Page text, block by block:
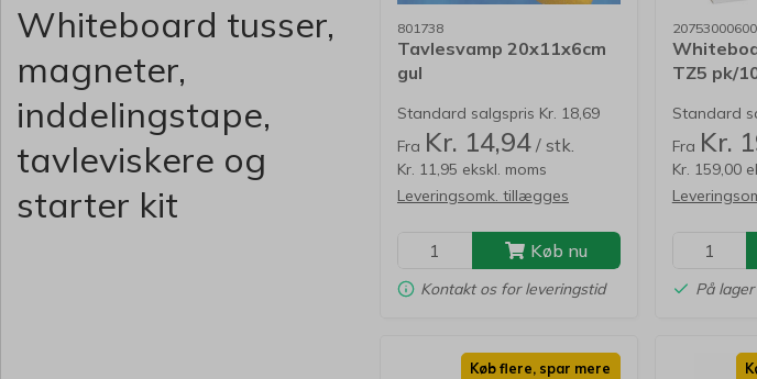
Whiteboard tusser,
magneter,
inddelingstape,
tavleviskere og
starter kit
801738
Tavlesvamp 20x11x6cm
gul
Standard salgspris Kr. 18,69
Fra Kr. 14,94 / stk.
Kr. 11,95 ekskl. moms
Leveringsomk. tillægges
Køb nu
Kontakt os for leveringstid
20753000600
TZ5 pk/
Standard
Fra Kr.
Kr. 159,00
På lager
Køb flere, spar mere